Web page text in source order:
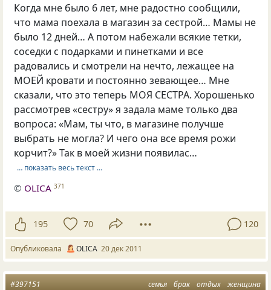
Когда мне было 6 лет, мне радостно сообщили,
что мама поехала в магазин за сестрой… Мамы не
было 12 дней… А потом набежали всякие тетки,
соседки с подарками и пинетками и все
радовались и смотрели на нечто, лежащее на
МОЕЙ кровати и постоянно зевающее… Мне
сказали, что это теперь МОЯ СЕСТРА. Хорошенько
рассмотрев «сестру» я задала маме только два
вопроса: «Мам, ты что, в магазине получше
выбрать не могла? И чего она все время рожи
корчит?» Так в моей жизни появилас…
… показать весь текст …
© OLICA 371
195 70 120
Опубликовала OLICA 20 дек 2011
семья брак отдых женщина
#397151